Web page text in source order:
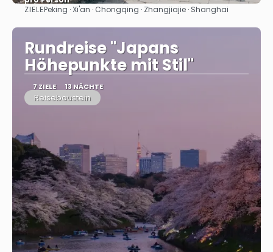
Sehen
ZIELEPeking · Xi'an · Chongqing · Zhangjiajie · Shanghai
Rundreise "Japans
Höhepunkte mit Stil"
7 ZIELE 13 NÄCHTE
Reisebaustein